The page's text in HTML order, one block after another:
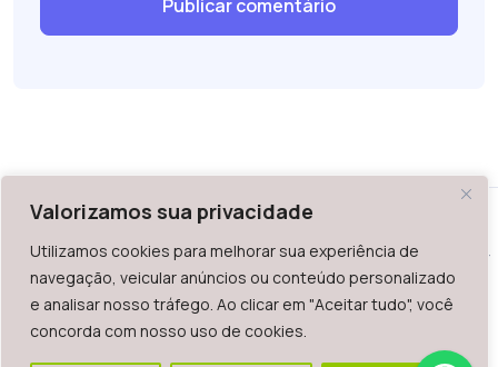
Valorizamos sua privacidade
Utilizamos cookies para melhorar sua experiência de
navegação, veicular anúncios ou conteúdo personalizado
e analisar nosso tráfego. Ao clicar em "Aceitar tudo", você
concorda com nosso uso de cookies.
WAZ - Av. do Contorno 2939, lojas 1 a 7, Belo Horizonte, MG -
Brasil. CEP: 30.110-013
Telefone: +55 (31) 2126-6666 | CNPJ: 06.036.939/0001-92
2023.